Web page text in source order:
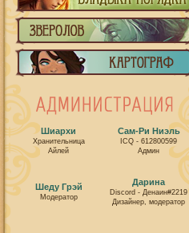
Шиархи
Хранительница
Айлей
Сам-Ри Ниэль
ICQ - 612800599
Админ
Шеду Грэй
Модератор
Дарина
Discord - Денаин#2219
Дизайнер, модератор